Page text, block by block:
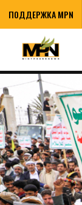
ПОДДЕРЖКА MPN